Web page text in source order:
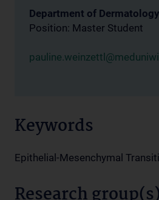
Department of Dermatology
Position: Master Student
Keywords
Epithelial-Mesenchymal